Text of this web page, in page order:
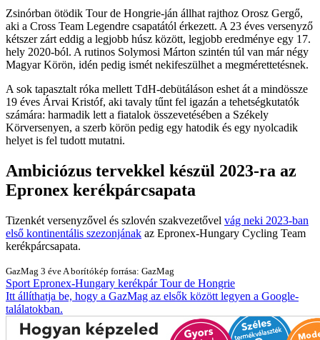
Zsinórban ötödik Tour de Hongrie-ján állhat rajthoz Orosz Gergő,
aki a Cross Team Legendre csapatától érkezett. A 23 éves versenyző
kétszer zárt eddig a legjobb húsz között, legjobb eredménye egy 17.
hely 2020-ból. A rutinos Solymosi Márton szintén túl van már négy
Magyar Körön, idén pedig ismét nekifeszülhet a megmérettetésnek.
A sok tapasztalt róka mellett TdH-debütáláson eshet át a mindössze
19 éves Árvai Kristóf, aki tavaly tűnt fel igazán a tehetségkutatók
számára: harmadik lett a fiatalok összevetésében a Székely
Körversenyen, a szerb körön pedig egy hatodik és egy nyolcadik
helyet is fel tudott mutatni.
Ambiciózus tervekkel készül 2023-ra az
Epronex kerékpárcsapata
Tizenkét versenyzővel és szlovén szakvezetővel vág neki 2023-ban
első kontinentális szezonjának az Epronex-Hungary Cycling Team
kerékpárcsapata.
GazMag 3 éve A borítókép forrása: GazMag
Sport Epronex-Hungary kerékpárTour de Hongrie
Itt állíthatja be, hogy a GazMag az elsők között legyen a Google-
találatokban.